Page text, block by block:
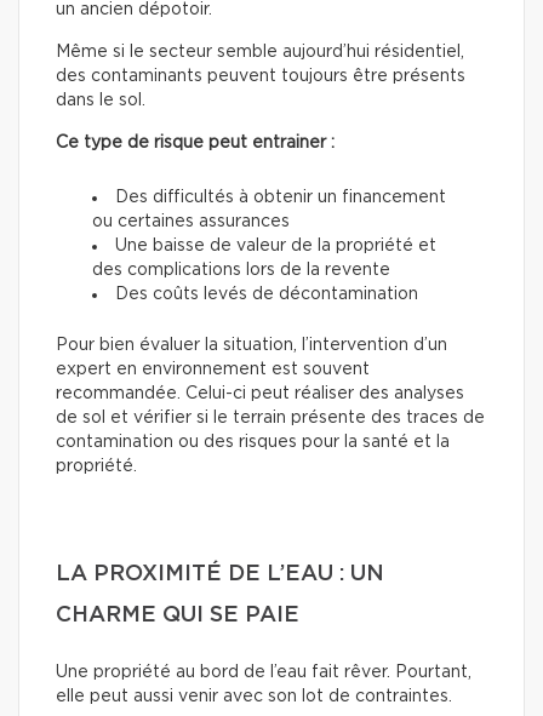
un ancien dépotoir.
Même si le secteur semble aujourd’hui résidentiel,
des contaminants peuvent toujours être présents
dans le sol.
Ce type de risque peut entrainer :
Des difficultés à obtenir un financement
ou certaines assurances
Une baisse de valeur de la propriété et
des complications lors de la revente
Des coûts levés de décontamination
Pour bien évaluer la situation, l’intervention d’un
expert en environnement est souvent
recommandée. Celui-ci peut réaliser des analyses
de sol et vérifier si le terrain présente des traces de
contamination ou des risques pour la santé et la
propriété.
LA PROXIMITÉ DE L’EAU : UN
CHARME QUI SE PAIE
Une propriété au bord de l’eau fait rêver. Pourtant,
elle peut aussi venir avec son lot de contraintes.